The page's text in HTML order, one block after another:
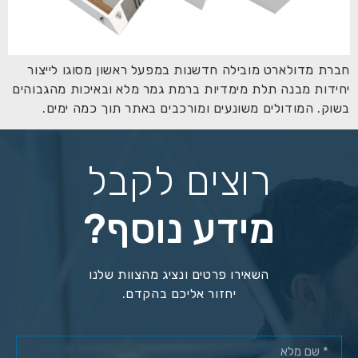
חברת מדולארט מובילה חדשנות במפעל ראשון מסוגו לייצור
יחידות מבנה תלת מימדיות ברמת גמר מלא ובאיכות מהגבוהים
בשוק. המודולים משונעים ומורכבים באתר תוך כמה ימים.
רוצים לקבל
מידע נוסף?
השאירו פרטים ונציג מהצוות שלנו
יחזור אליכם בהקדם.